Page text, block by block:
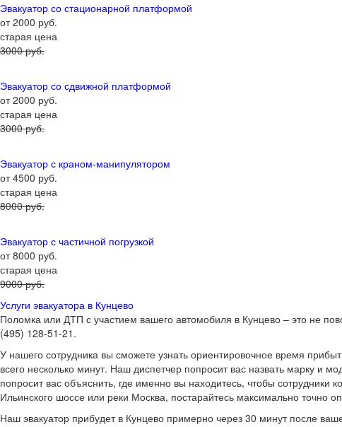
Эвакуатор со стационарной платформой
от 2000 руб.
старая цена
3000 руб.
Эвакуатор со сдвижной платформой
от 2000 руб.
старая цена
3000 руб.
Эвакуатор с краном-манипулятором
от 4500 руб.
старая цена
8000 руб.
Эвакуатор с частичной погрузкой
от 8000 руб.
старая цена
9000 руб.
Услуги эвакуатора в Кунцево
Поломка или ДТП с участием вашего автомобиля в Кунцево – это не
(495) 128-51-21.
У нашего сотрудника вы сможете узнать ориентировочное время
всего несколько минут. Наш диспетчер попросит вас назвать марку и
попросит вас объяснить, где именно вы находитесь, чтобы
Ильинского шоссе или реки Москва, постарайтесь максимально точно
Наш эвакуатор прибудет в Кунцево примерно через 30 минут после